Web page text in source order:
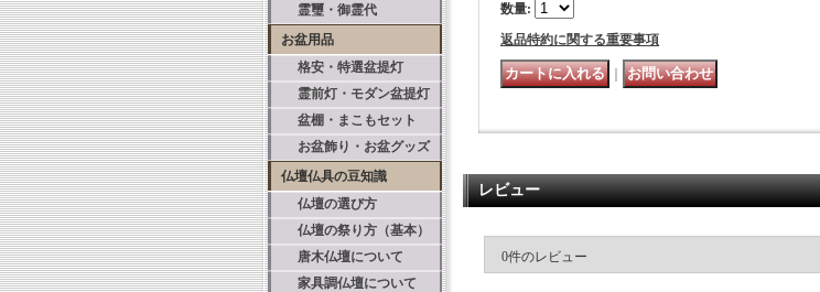
霊璽・御霊代
お盆用品
格安・特選盆提灯
霊前灯・モダン盆提灯
盆棚・まこもセット
お盆飾り・お盆グッズ
仏壇仏具の豆知識
仏壇の選び方
仏壇の祭り方（基本）
唐木仏壇について
家具調仏壇について
数量:
返品特約に関する重要事項
レビュー
0件のレビュー